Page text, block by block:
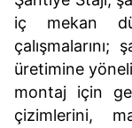
iç mekan
üretimine
montaj için
çizimlerini,